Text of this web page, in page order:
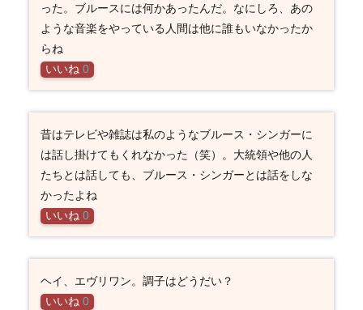
った。ブルースには何かあったんだ。なにしろ、あの
ような音楽をやっている人間は他に誰もいなかったか
らね
いいね 0
昔はテレビや雑誌は私のようなブルース・シンガーに
は話し掛けてもくれなかった（笑）。大統領や他の人
たちとは話しても、ブルース・シンガーとは話をしな
かったよね
いいね 0
ヘイ、エヴリワン。調子はどうだい？
いいね 0